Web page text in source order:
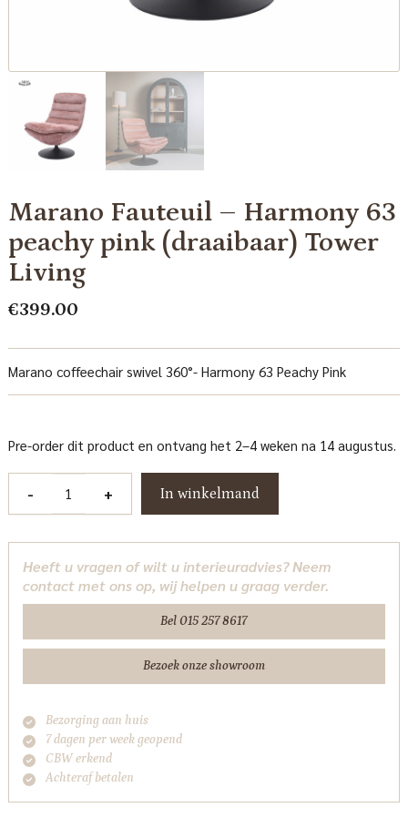
Marano Fauteuil – Harmony 63
peachy pink (draaibaar) Tower
Living
€399.00
Marano coffeechair swivel 360°- Harmony 63 Peachy Pink
Pre-order dit product en ontvang het 2–4 weken na 14 augustus.
-
Harmony
peachy
(draaibaar)
+ In winkelmand
Heeft u vragen of wilt u interieuradvies? Neem
contact met ons op, wij helpen u graag verder.
Bel 015 257 8617
Bezoek onze showroom
Bezorging aan huis
7 dagen per week geopend
CBW erkend
Achteraf betalen